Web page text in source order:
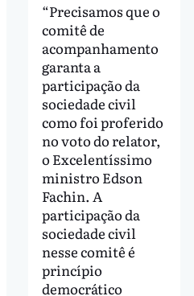
“Precisamos que o
comitê de
acompanhamento
garanta a
participação da
sociedade civil
como foi proferido
no voto do relator,
o Excelentíssimo
ministro Edson
Fachin. A
participação da
sociedade civil
nesse comitê é
princípio
democrático